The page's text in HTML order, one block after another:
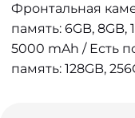
Фронтальная
память: 6GB, 8GB,
5000 mAh / Есть
память: 128GB,